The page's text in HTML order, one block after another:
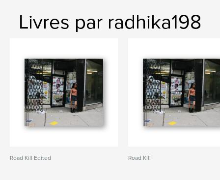
Livres par radhika198
Road Kill Edited Road Kill